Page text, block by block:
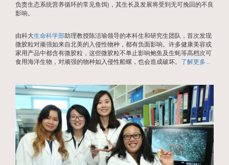
负责生态系统营养循环的常见鱼饵)，其生长及发展将受到无可挽回的不良
影响。
由科大生命科学部助理教授陈洁瑜领导的本科生和研究生团队，首次发现
微胶粒对顽强如来自北美的入侵性物种，都有负面影响。许多健康美容或
家用产品中都含有微胶粒，这些微胶粒不单止影响鲍鱼及生蚝等高档次可
食用海洋生物，对顽强的物种如入侵性船螺，也会造成破坏。 了解更多...